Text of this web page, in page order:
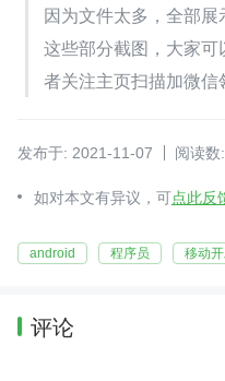
因为文件太多，全部
这些部分截图，大家可
者关注主页扫描加微信
发布于: 2021-11-07 阅读数
如对本文有异议，可点此反
android 程序员 移动
评论